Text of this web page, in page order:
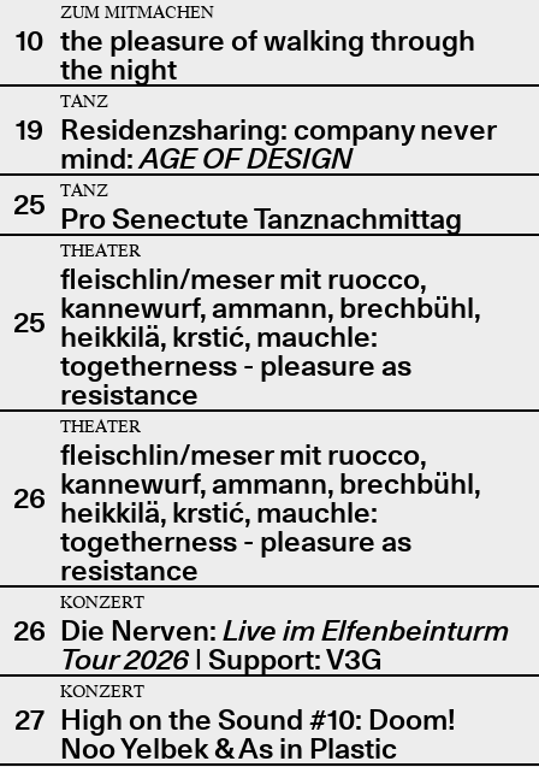
10
ZUM MITMACHEN
the pleasure of walking through
the night
19
TANZ
Residenzsharing: company never
mind:AGE OF DESIGN
25
TANZ
Pro Senectute Tanznachmittag
25
THEATER
fleischlin/meser mit ruocco,
kannewurf, ammann, brechbühl,
heikkilä, krstić, mauchle:
togetherness - pleasure as
resistance
26
THEATER
fleischlin/meser mit ruocco,
kannewurf, ammann, brechbühl,
heikkilä, krstić, mauchle:
togetherness - pleasure as
resistance
26
KONZERT
Die Nerven: Live im Elfenbeinturm
Tour 2026| Support: V3G
27
KONZERT
High on the Sound #10: Doom!
Noo Yelbek & As in Plastic